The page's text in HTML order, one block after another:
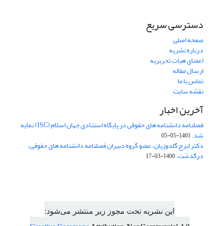
دسترسی سریع
صفحه اصلی
درباره نشریه
اعضای هیات تحریریه
ارسال مقاله
تماس با ما
نقشه سایت
آخرین اخبار
فصلنامه دانشنامه های حقوقی در پایگاه استنادی جهان اسلام (ISC) نمایه
شد.1401-05-05
دکتر ایرج گلدوزیان، عضو گروه دبیران فصلنامه دانشنامه های حقوقی،
درگذشت.1400-03-17
این نشریه تحت مجوز زیر منتشر می‌شود: